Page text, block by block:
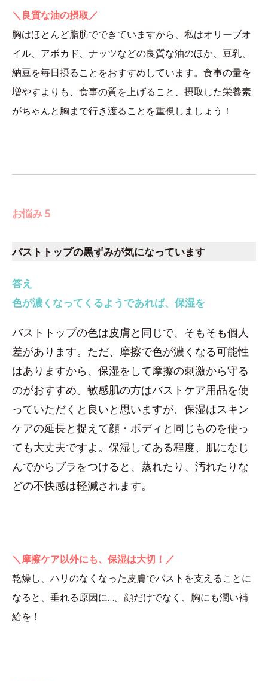
＼良質な油の摂取／
胸はほとんど脂肪でできていますから、私はオリーブオ
イル、アボカド、ナッツなどの良質な油のほか、豆乳、
納豆を毎日摂ることをおすすめしています。食事の量を
増やすよりも、食事の質を上げること、摂取した栄養素
がちゃんと胸まで行き渡ることを重視しましょう！
お悩み 5
バストトップの黒ずみが気になっています
答え
色が濃くなってくるようであれば、保湿を
バストトップの色は皮膚と同じで、そもそも個人
差があります。ただ、摩擦で色が濃くなる可能性
はありますから、保湿をして摩擦の刺激から守る
のがおすすめ。敏感肌の方はバストケア用品を使
っていただくと良いと思いますが、保湿はスキン
ケアの延長と捉えて顔・ボディと同じものを使っ
ても大丈夫ですよ。保湿してある程度、肌になじ
んでからブラをつけると、蒸れたり、汚れたりな
どの不快感は軽減されます。
＼摩擦ケア以外にも、保湿は大切！／
乾燥し、ハリのなくなった皮膚でバストを支えることに
なると、垂れる原因に…。顔だけでなく、胸にも潤い補
給を！